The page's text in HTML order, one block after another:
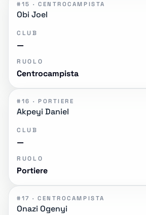
#15 · CENTROCAMPISTA
Obi Joel
CLUB
—
RUOLO
Centrocampista
#16 · PORTIERE
Akpeyi Daniel
CLUB
—
RUOLO
Portiere
#17 · CENTROCAMPISTA
Onazi Ogenyi